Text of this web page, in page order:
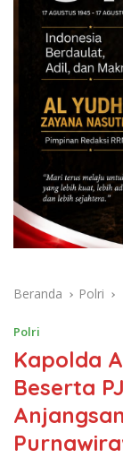
Beranda Polri
Polri
Kapolda
Beserta